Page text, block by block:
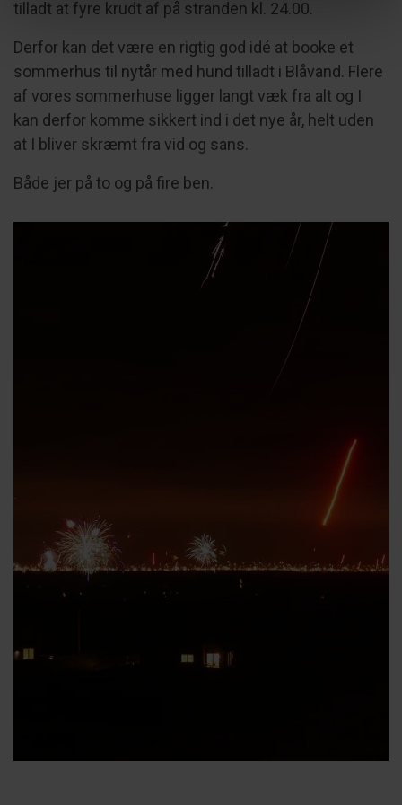
tilladt at fyre krudt af på stranden kl. 24.00.
Derfor kan det være en rigtig god idé at booke et
sommerhus til nytår med hund tilladt i Blåvand. Flere
af vores sommerhuse ligger langt væk fra alt og I
kan derfor komme sikkert ind i det nye år, helt uden
at I bliver skræmt fra vid og sans.
Både jer på to og på fire ben.